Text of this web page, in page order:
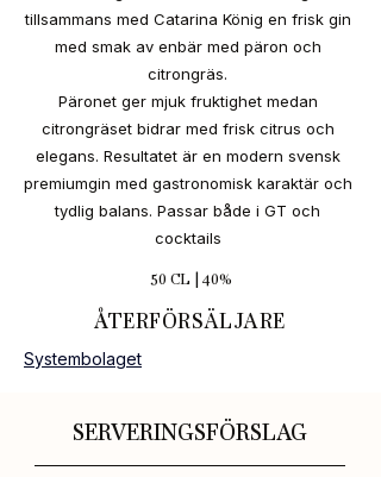
tillsammans med Catarina König en frisk gin
med smak av enbär med päron och
citrongräs.
Päronet ger mjuk fruktighet medan
citrongräset bidrar med frisk citrus och
elegans. Resultatet är en modern svensk
premiumgin med gastronomisk karaktär och
tydlig balans. Passar både i GT och
cocktails
50 CL | 40%
ÅTERFÖRSÄLJARE
Systembolaget
SERVERINGSFÖRSLAG